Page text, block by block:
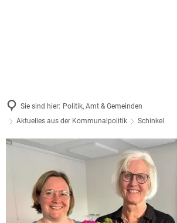
Sie sind hier: Politik, Amt & Gemeinden
Aktuelles aus der Kommunalpolitik
Schinkel